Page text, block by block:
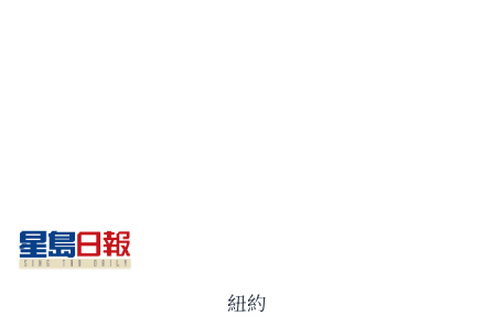
紐約